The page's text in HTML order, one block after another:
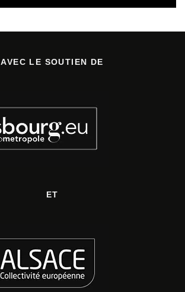
AVEC LE SOUTIEN DE
ET